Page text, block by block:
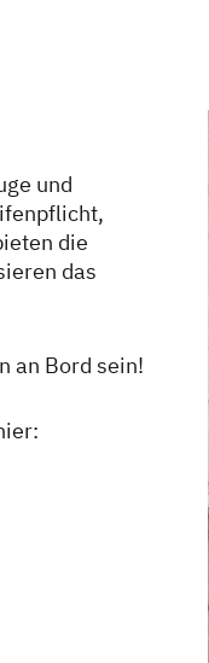
und
die
das
an Bord sein!